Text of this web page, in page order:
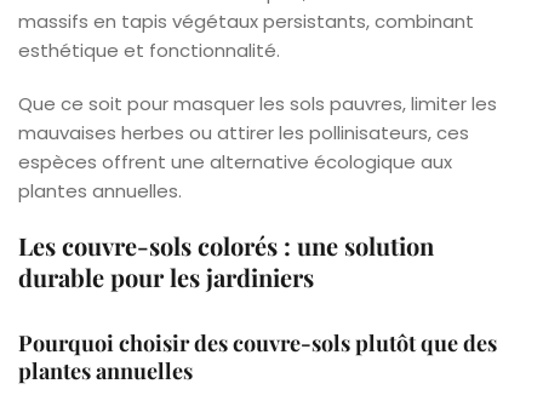
massifs en tapis végétaux persistants, combinant
esthétique et fonctionnalité.
Que ce soit pour masquer les sols pauvres, limiter les
mauvaises herbes ou attirer les pollinisateurs, ces
espèces offrent une alternative écologique aux
plantes annuelles.
Les couvre-sols colorés : une solution
durable pour les jardiniers
Pourquoi choisir des couvre-sols plutôt que des
plantes annuelles